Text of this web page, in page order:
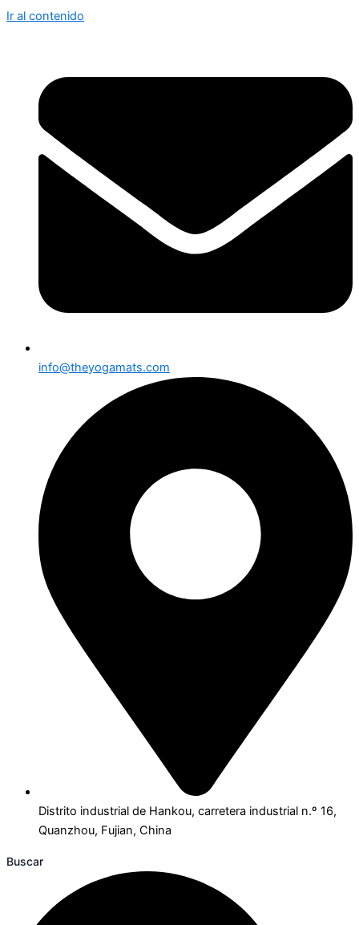
Ir al contenido
info@theyogamats.com
Distrito industrial de Hankou, carretera industrial n.º 16,
Quanzhou, Fujian, China
Buscar